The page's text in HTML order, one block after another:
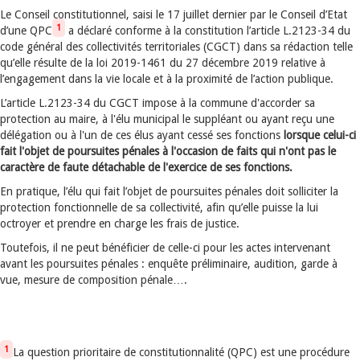
Le Conseil constitutionnel, saisi le 17 juillet dernier par le Conseil d’Etat
d’une QPC 1
a déclaré conforme à la constitution l’article L.2123-34 du
code général des collectivités territoriales (CGCT) dans sa rédaction telle
qu’elle résulte de la loi 2019-1461 du 27 décembre 2019 relative à
l’engagement dans la vie locale et à la proximité de l’action publique.
L’article L.2123-34 du CGCT impose à la commune d'accorder sa
protection au maire, à l'élu municipal le suppléant ou ayant reçu une
délégation ou à l'un de ces élus ayant cessé ses fonctions lorsque celui-ci
fait l'objet de poursuites pénales à l'occasion de faits qui n'ont pas le
caractère de faute détachable de l'exercice de ses fonctions.
En pratique, l’élu qui fait l’objet de poursuites pénales doit solliciter la
protection fonctionnelle de sa collectivité, afin qu’elle puisse la lui
octroyer et prendre en charge les frais de justice.
Toutefois, il ne peut bénéficier de celle-ci pour les actes intervenant
avant les poursuites pénales : enquête préliminaire, audition, garde à
vue, mesure de composition pénale….
1 La question prioritaire de constitutionnalité (QPC) est une procédure